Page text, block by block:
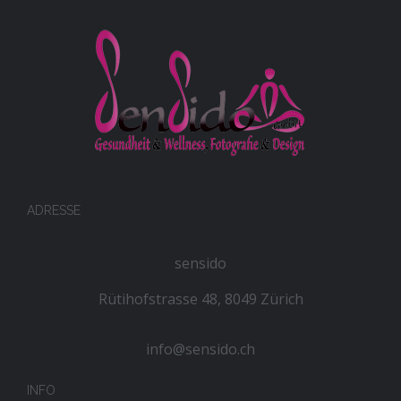
ADRESSE
sensido
Rütihofstrasse 48, 8049 Zürich
info@sensido.ch
INFO